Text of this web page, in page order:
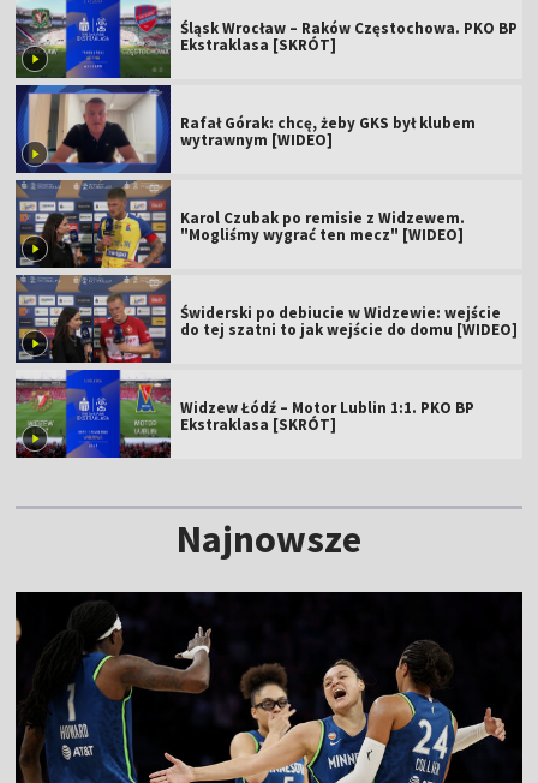
Śląsk Wrocław – Raków Częstochowa. PKO BP
Ekstraklasa [SKRÓT]
Rafał Górak: chcę, żeby GKS był klubem
wytrawnym [WIDEO]
Karol Czubak po remisie z Widzewem.
"Mogliśmy wygrać ten mecz" [WIDEO]
Świderski po debiucie w Widzewie: wejście
do tej szatni to jak wejście do domu [WIDEO]
Widzew Łódź – Motor Lublin 1:1. PKO BP
Ekstraklasa [SKRÓT]
Najnowsze